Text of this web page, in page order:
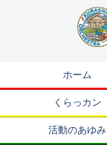
ホーム
くらっカン
活動のあゆみ